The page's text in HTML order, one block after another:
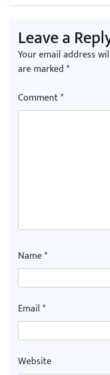
Leave a
Your email address
are marked*
Comment*
Name*
Email*
Website